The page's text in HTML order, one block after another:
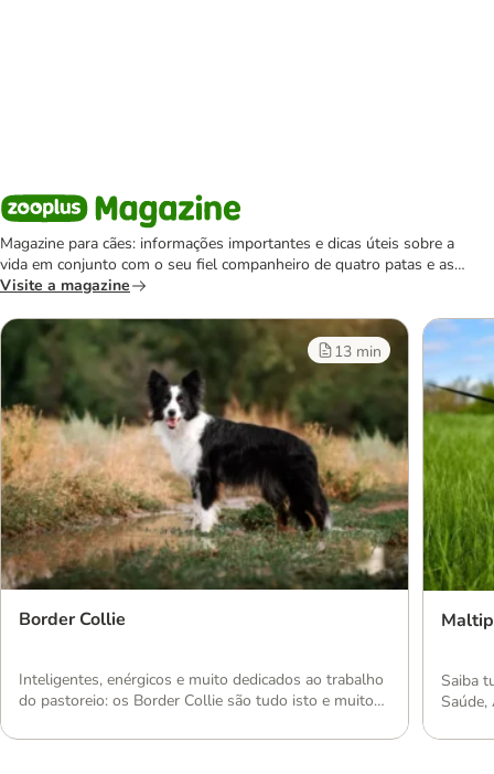
Magazine para cães: informações importantes e dicas úteis sobre a
vida em conjunto com o seu fiel companheiro de quatro patas e as
notícias mais recentes do mundo canino.
Visite a magazine
13 min
Border Collie
Inteligentes, enérgicos e muito dedicados ao trabalho
do pastoreio: os Border Collie são tudo isto e muito
as necessidades deste exigente cão?
Saiba